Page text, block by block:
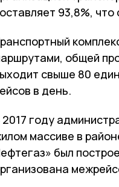
93,8%,
общей
свыше 80
в день.
2017 году
массиве в
был